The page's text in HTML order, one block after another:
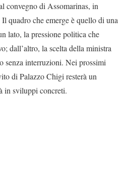
convegno di Assomarinas, in
quadro che emerge è quello di una
lato, la pressione politica che
dall’altro, la scelta della ministra
senza interruzioni. Nei prossimi
di Palazzo Chigi resterà un
in sviluppi concreti.